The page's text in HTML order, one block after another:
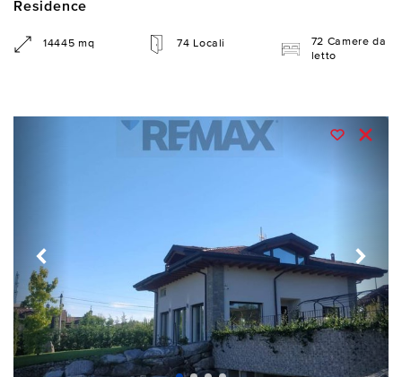
Residence
14445 mq 74 Locali
72 Camere da
letto